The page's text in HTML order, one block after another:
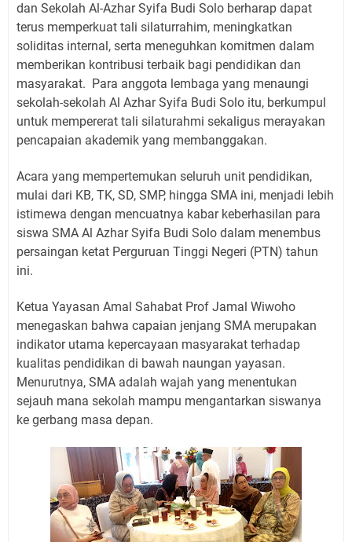
dan Sekolah Al-Azhar Syifa Budi Solo berharap dapat
terus memperkuat tali silaturrahim, meningkatkan
soliditas internal, serta meneguhkan komitmen dalam
memberikan kontribusi terbaik bagi pendidikan dan
masyarakat. Para anggota lembaga yang menaungi
sekolah-sekolah Al Azhar Syifa Budi Solo itu, berkumpul
untuk mempererat tali silaturahmi sekaligus merayakan
pencapaian akademik yang membanggakan.
Acara yang mempertemukan seluruh unit pendidikan,
mulai dari KB, TK, SD, SMP, hingga SMA ini, menjadi lebih
istimewa dengan mencuatnya kabar keberhasilan para
siswa SMA Al Azhar Syifa Budi Solo dalam menembus
persaingan ketat Perguruan Tinggi Negeri (PTN) tahun
ini.
Ketua Yayasan Amal Sahabat Prof Jamal Wiwoho
menegaskan bahwa capaian jenjang SMA merupakan
indikator utama kepercayaan masyarakat terhadap
kualitas pendidikan di bawah naungan yayasan.
Menurutnya, SMA adalah wajah yang menentukan
sejauh mana sekolah mampu mengantarkan siswanya
ke gerbang masa depan.